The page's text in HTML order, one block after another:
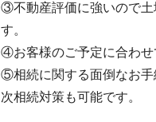
③不動産評価に強いので土
す。
④お客様のご予定に合わせ
⑤相続に関する面倒なお手
次相続対策も可能です。